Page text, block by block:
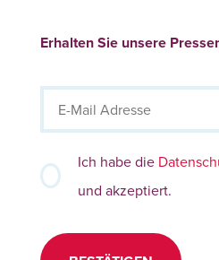
Erhalten Sie unsere
Ich habe die
und akzeptiert.